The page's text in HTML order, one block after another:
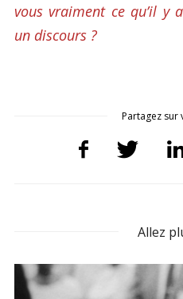
vous vraiment ce qu’il y
un discours ?
Partagez sur
Allez